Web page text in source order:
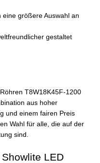
eine größere Auswahl an
gestaltet
T8W18K45F-1200
aus hoher
und einem fairen Preis
Wahl für alle, die auf der
sind.
LED